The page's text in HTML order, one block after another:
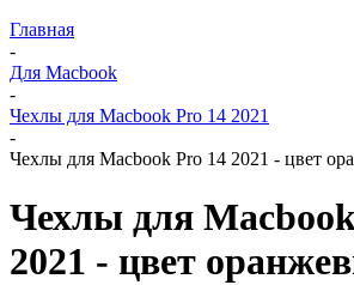
Главная
-
Для Macbook
-
Чехлы для Macbook Pro 14 2021
-
Чехлы для Macbook Pro 14 2021 - цвет
Чехлы для
2021 - цвет